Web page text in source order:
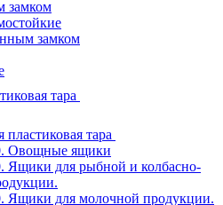
замком
замком
тара
пластиковая тара
Овощные ящики
Ящики для рыбной и колбасно-
Ящики для молочной продукции.